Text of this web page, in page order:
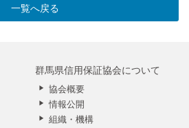
一覧へ戻る
群馬県信用保証協会について
協会概要
情報公開
組織・機構